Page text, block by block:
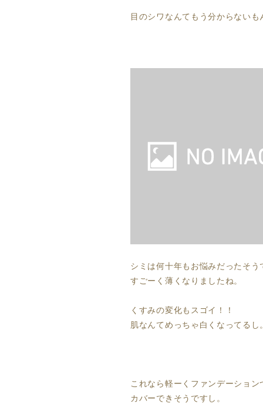
目のシワなんてもう分からないも
シミは何十年もお悩みだったそう
すごーく薄くなりましたね。
くすみの変化もスゴイ！！
肌なんてめっちゃ白くなってるし
これなら軽ーくファンデーション
カバーできそうですし。